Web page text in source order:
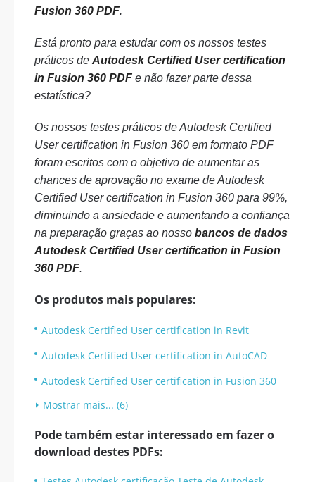
Fusion 360 PDF.
Está pronto para estudar com os nossos testes
práticos de Autodesk Certified User certification
in Fusion 360 PDF e não fazer parte dessa
estatística?
Os nossos testes práticos de Autodesk Certified
User certification in Fusion 360 em formato PDF
foram escritos com o objetivo de aumentar as
chances de aprovação no exame de Autodesk
Certified User certification in Fusion 360 para 99%,
diminuindo a ansiedade e aumentando a confiança
na preparação graças ao nosso bancos de dados
Autodesk Certified User certification in Fusion
360 PDF.
Os produtos mais populares:
Autodesk Certified User certification in Revit
Autodesk Certified User certification in AutoCAD
Autodesk Certified User certification in Fusion 360
Mostrar mais... (6)
Pode também estar interessado em fazer o
download destes PDFs: